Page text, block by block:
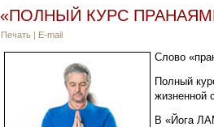
«ПОЛНЫЙ КУРС
Печать | E-mail
Слово
Полный
жизненной
В «Йога